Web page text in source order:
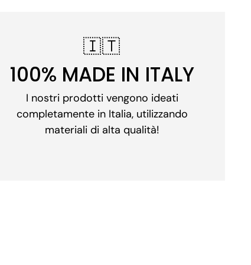
🇮🇹
100% MADE IN ITALY
I nostri prodotti vengono ideati
completamente in Italia, utilizzando
materiali di alta qualità!